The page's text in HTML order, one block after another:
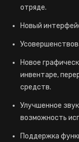
отряде.
Новый
Новое
инвентаре,
средств.
Улучшенное
возможность
Поддержка